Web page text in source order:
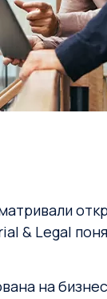
& Legal
на